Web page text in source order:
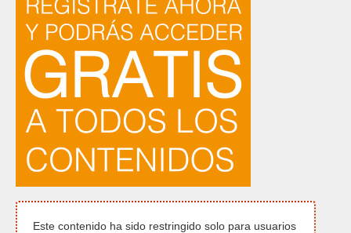
Este contenido ha sido restringido solo para usuarios